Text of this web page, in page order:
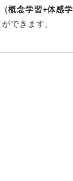
概念学習+体感学
できます。